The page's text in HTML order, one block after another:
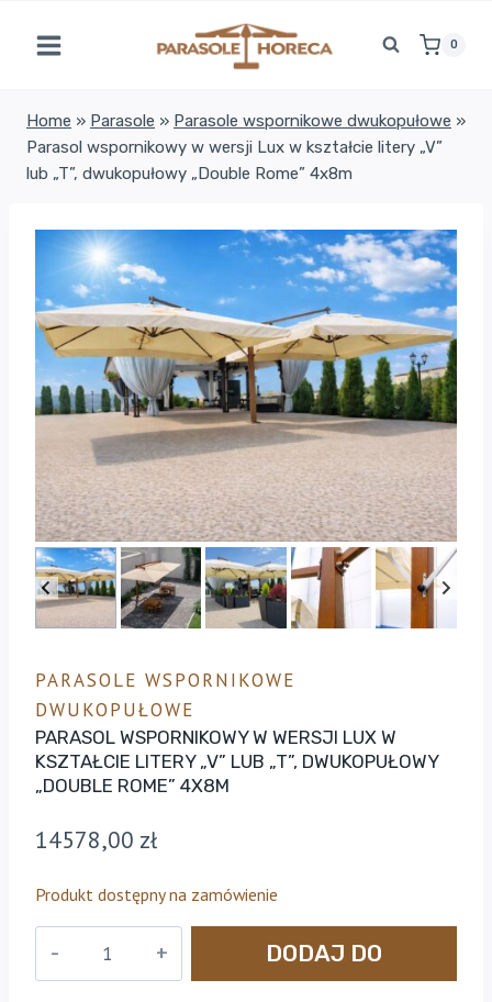
0
Home » Parasole » Parasole wspornikowe dwukopułowe »
Parasol wspornikowy w wersji Lux w kształcie litery „V”
lub „T”, dwukopułowy „Double Rome” 4x8m
PARASOLE WSPORNIKOWE
DWUKOPUŁOWE
PARASOL WSPORNIKOWY W WERSJI LUX W
KSZTAŁCIE LITERY „V” LUB „T”, DWUKOPUŁOWY
„DOUBLE ROME” 4X8M
14578,00 zł
Produkt dostępny na zamówienie
DODAJ DO